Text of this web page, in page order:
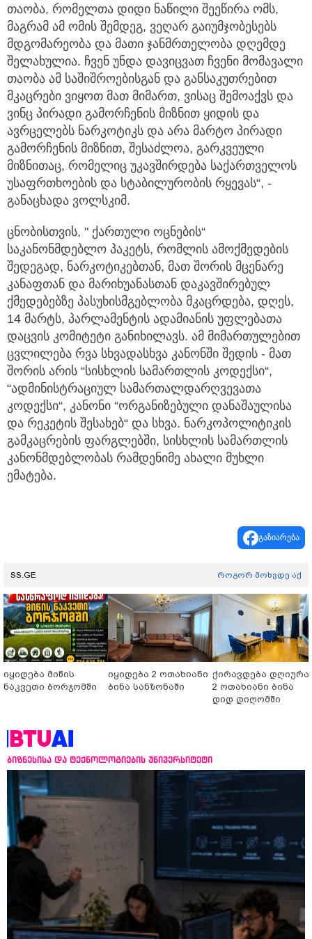
თაობა, რომელთა დიდი ნაწილი შეეწირა ომს,
მაგრამ ამ ომის შემდეგ, ვეღარ გაიუმჯობესებს
მდგომარეობა და მათი ჯანმრთელობა დღემდე
შელახულია. ჩვენ უნდა დავიცვათ ჩვენი მომავალი
თაობა ამ საშიშროებისგან და განსაკუთრებით
მკაცრები ვიყოთ მათ მიმართ, ვისაც შემოაქვს და
ვინც პირადი გამორჩენის მიზნით ყიდის და
ავრცელებს ნარკოტიკს და არა მარტო პირადი
გამორჩენის მიზნით, შესაძლოა, გარკვეული
მიზნითაც, რომელიც უკავშირდება საქართველოს
უსაფრთხოების და სტაბილურობის რყევას“, -
განაცხადა ვოლსკიმ.
ცნობისთვის, " ქართული ოცნების“
საკანონმდებლო პაკეტს, რომლის ამოქმედების
შედეგად, ნარკოტიკებთან, მათ შორის მცენარე
კანაფთან და მარიხუანასთან დაკავშირებულ
ქმედებებზე პასუხისმგებლობა მკაცრდება, დღეს,
14 მარტს, პარლამენტის ადამიანის უფლებათა
დაცვის კომიტეტი განიხილავს. ამ მიმართულებით
ცვლილება რვა სხვადასხვა კანონში შედის - მათ
შორის არის “სისხლის სამართლის კოდექსი“,
“ადმინისტრაციულ სამართალდარღვევათა
კოდექსი“, კანონი “ორგანიზებული დანაშაულისა
და რეკეტის შესახებ“ და სხვა. ნარკოპოლიტიკის
გამკაცრების ფარგლებში, სისხლის სამართლის
კანონმდებლობას რამდენიმე ახალი მუხლი
ემატება.
გაზიარება
SS.GE როგორ მოხვდე აქ
იყიდება მიწის
ნაკვეთი ბორჯომში
იყიდება 2 ოთახიანი
ბინა სანზონაში
ქირავდება
2 ოთახიანი ბინა
დიდ დიღომში
ბიზნესისა და ტექნოლოგიების უნივერსიტეტი